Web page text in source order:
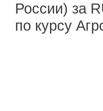
России) за
по курсу